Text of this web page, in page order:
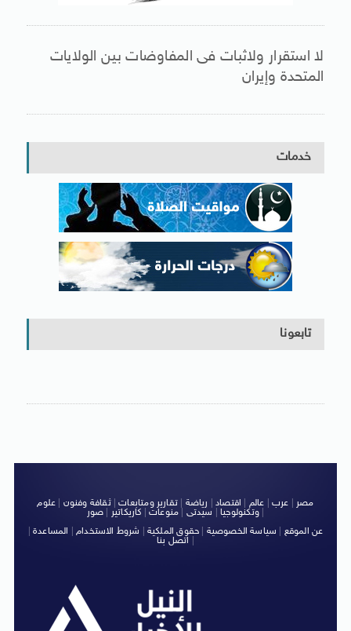
لا استقرار ولاثبات فى المفاوضات بين الولايات
المتحدة وإيران
خدمات
تابعونا
مصر عرب عالم اقتصاد رياضة |تقارير ومتابعات|ثقافة وفنون
علوم
وتكنولوجيا| سيدتى منوعات كاريكاتير صور
|
عن الموقع
سياسة الخصوصية حقوق الملكية شروط الاستخدام| المساعدة|
اتصل بنا